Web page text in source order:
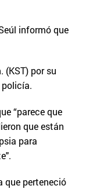
informó que
(KST) por su
“parece que
que están
para
que perteneció